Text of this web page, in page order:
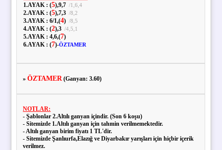
1.AYAK : (5),9,7/1, 6, 4
2.AYAK : (5),7,3/8, 2
3.AYAK : 6/1,(4)/8, 5
4.AYAK : (2),3/4, 5, 1
5.AYAK : 4,6,(7)
6.AYAK : (7)-ÖZTAMER
»ÖZTAMER(Ganyan: 3.60)
NOTLAR:
- Şablonlar 2.Altılı ganyan içindir. (Son 6 koşu)
- Sitemizde 1.Altılı ganyan için tahmin verilmemektedir.
- Altılı ganyan birim fiyatı 1 TL'dir.
- Sitemizde Şanlıurfa,Elazığ ve Diyarbakır yarışları için hiçbir içerik
verilmez.